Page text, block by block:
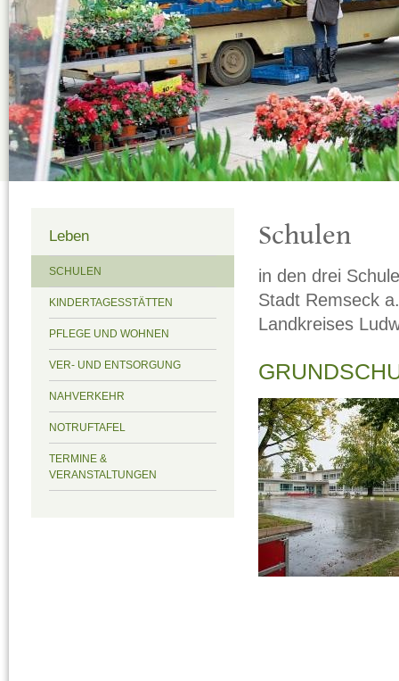
Leben
SCHULEN
KINDERTAGESSTÄTTEN
PFLEGE UND WOHNEN
VER- UND ENTSORGUNG
NAHVERKEHR
NOTRUFTAFEL
TERMINE &
VERANSTALTUNGEN
Schulen
in den drei
Stadt Remseck
Landkreises